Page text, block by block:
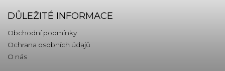
DŮLEŽITÉ INFORMACE
Obchodní podmínky
Ochrana osobních údajů
O nás